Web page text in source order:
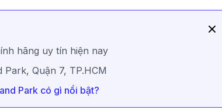
hãng uy tín hiện nay
Quận 7, TP.HCM
Park có gì nổi bật?